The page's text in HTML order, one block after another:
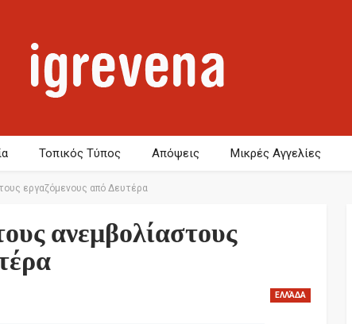
Τοπικός Τύπος Απόψεις Μικρές Αγγελίες
εργαζόμενους από Δευτέρα
ανεμβολίαστους
ΕΛΛΆΔΑ